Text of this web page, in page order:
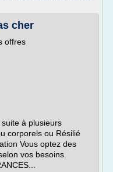
cher
offres
à plusieurs
corporels ou Résilié
Vous optez des
vos besoins.